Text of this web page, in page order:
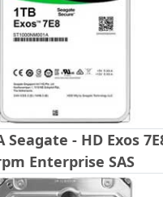
Seagate - HD Exos
Enterprise SAS